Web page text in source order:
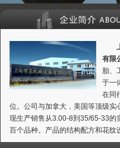
上
有限
胎、
于一
在同
位。公司与加拿大，美国等顶级实
现生产销售从3.00-8到35/65-33的
百个品种。产品的结构配方和花纹
配式实心轮胎 ITL装载机